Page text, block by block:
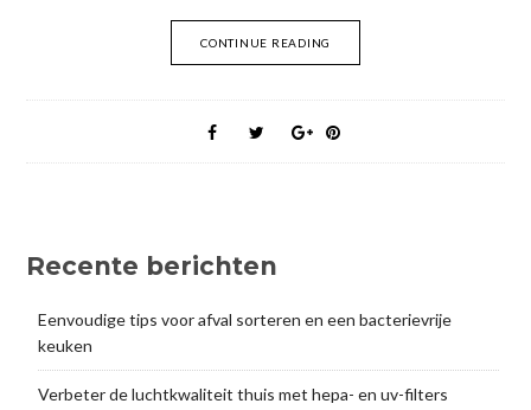
CONTINUE READING
Recente berichten
Eenvoudige tips voor afval sorteren en een bacterievrije
keuken
Verbeter de luchtkwaliteit thuis met hepa- en uv-filters